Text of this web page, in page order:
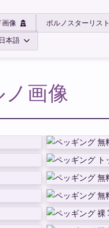
画像 ポルノスターリスト
日本語
画像